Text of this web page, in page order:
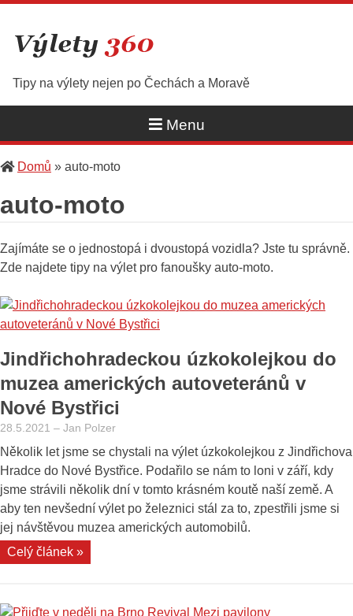
content
Tipy na výlety nejen po Čechách a Moravě
Menu
Domů » auto-moto
auto-moto
Zajímáte se o jednostopá i dvoustopá vozidla? Jste tu správně.
Zde najdete tipy na výlet pro fanoušky auto-moto.
Jindřichohradeckou úzkokolejkou do
muzea amerických autoveteránů v
Nové Bystřici
28.5.2021 – Jan Polzer
Několik let jsme se chystali na výlet úzkokolejkou z Jindřichova
Hradce do Nové Bystřice. Podařilo se nám to loni v září, kdy
jsme strávili několik dní v tomto krásném koutě naší země. A
aby ten nevšední výlet po železnici stál za to, zpestřili jsme si
jej návštěvou muzea amerických automobilů.
Celý článek »„Jindřichohradeckou
muzea